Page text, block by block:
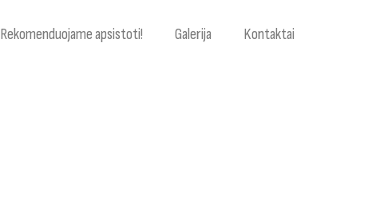
Rekomenduojame apsistoti! Galerija Kontaktai